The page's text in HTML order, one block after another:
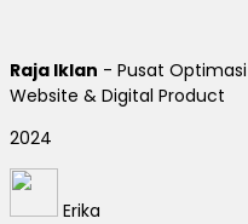
Raja Iklan - Pusat
Website & Digital Product
2024
Erika